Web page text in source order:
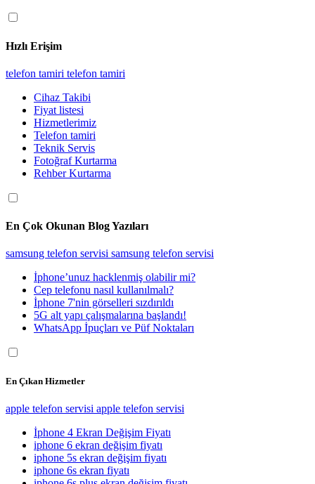
Hızlı Erişim
telefon tamiri telefon tamiri
Cihaz Takibi
Fiyat listesi
Hizmetlerimiz
Telefon tamiri
Teknik Servis
Fotoğraf Kurtarma
Rehber Kurtarma
En Çok Okunan Blog Yazıları
samsung telefon servisi samsung telefon servisi
İphone’unuz hacklenmiş olabilir mi?
Cep telefonu nasıl kullanılmalı?
İphone 7'nin görselleri sızdırıldı
5G alt yapı çalışmalarına başlandı!
WhatsApp İpuçları ve Püf Noktaları
En Çıkan Hizmetler
apple telefon servisi apple telefon servisi
İphone 4 Ekran Değişim Fiyatı
iphone 6 ekran değişim fiyatı
iphone 5s ekran değişim fiyatı
iphone 6s ekran fiyatı